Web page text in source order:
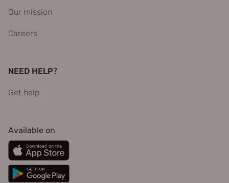
Our mission
Careers
NEED HELP?
Get help
Available on